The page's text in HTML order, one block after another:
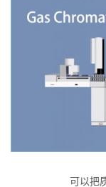
可以把